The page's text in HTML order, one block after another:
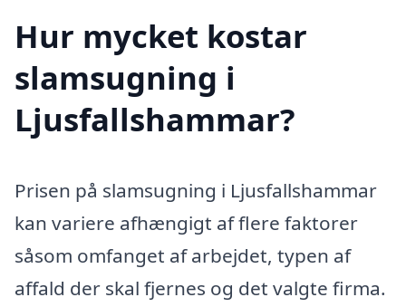
Hur mycket kostar
slamsugning i
Ljusfallshammar?
Prisen på slamsugning i Ljusfallshammar
kan variere afhængigt af flere faktorer
såsom omfanget af arbejdet, typen af
affald der skal fjernes og det valgte firma.